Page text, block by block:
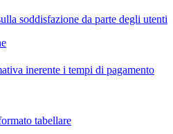
soddisfazione da parte degli utenti
inerente i tempi di pagamento
tabellare